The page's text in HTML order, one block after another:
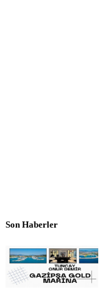
Son Haberler